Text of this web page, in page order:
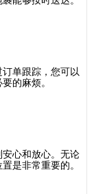
单跟踪，您可以
的麻烦。
心和放心。无论
是非常重要的。